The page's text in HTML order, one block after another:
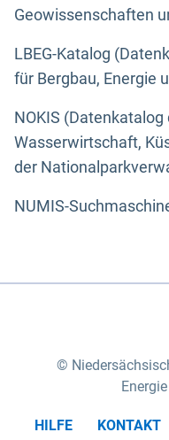
Geowissenschaften
LBEG-Katalog
für Bergbau, Energie
NOKIS
Wasserwirtschaft,
der
NUMIS-
HILFE KONTAKT